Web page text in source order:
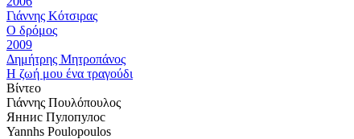
Γιάννης Κότσιρας
Ο δρόμος
2009
Δημήτρης Μητροπάνος
Η ζωή μου ένα τραγούδι
Βίντεο
Γιάννης Πουλόπουλος
Яннис Пулопулос
Yannhs Poulopoulos